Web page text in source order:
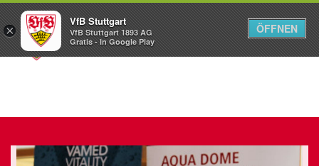
Menü
×
VfB Stuttgart
VfB Stuttgart 1893 AG
Gratis - In Google Play
ÖFFNEN